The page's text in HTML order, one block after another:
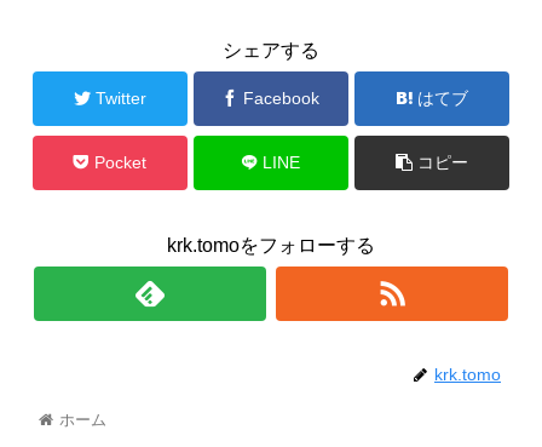
シェアする
Twitter Facebook はてブ
Pocket LINE コピー
krk.tomoをフォローする
krk.tomo
ホーム